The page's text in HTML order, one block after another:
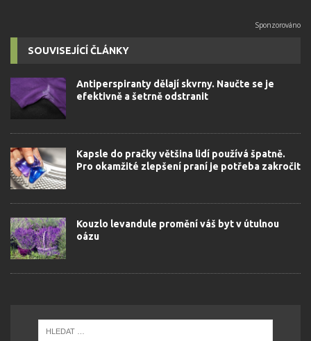
SOUVISEJÍCÍ ČLÁNKY
Antiperspiranty dělají skvrny. Naučte se je
efektivně a šetrně odstranit
Kapsle do pračky většina lidí používá špatně.
Pro okamžité zlepšení praní je potřeba zakročit
Kouzlo levandule promění váš byt v útulnou
oázu